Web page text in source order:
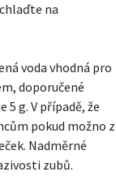
na
voda vhodná pro
doporučené
g. V případě, že
pokud možno z
Nadměrné
zubů.